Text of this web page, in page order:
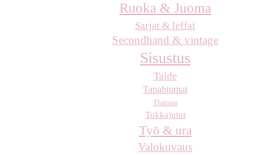
Ruoka & Juoma
Sarjat & leffat
Secondhand & vintage
Sisustus
Taide
Tapahtumat
Thaimaa
Tukkajutut
Työ & ura
Valokuvaus